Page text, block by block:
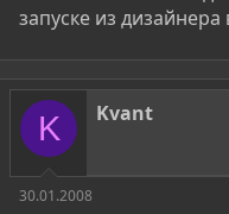
запуске из дизайнера
K Kvant
30.01.2008